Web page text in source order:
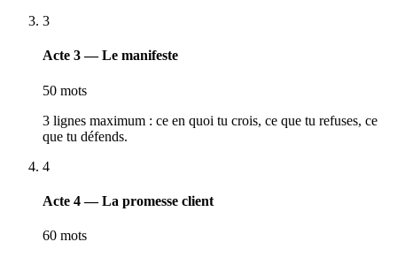
3
Acte 3 — Le manifeste
50 mots
3 lignes maximum : ce en quoi tu crois, ce que tu refuses, ce
que tu défends.
4
Acte 4 — La promesse client
60 mots